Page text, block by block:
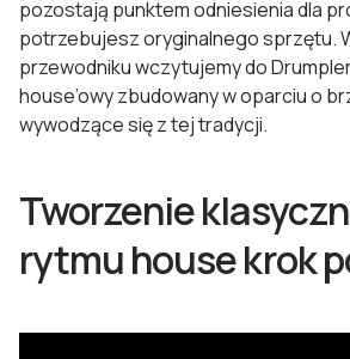
pozostają punktem odniesienia dla
potrzebujesz oryginalnego sprzętu.
przewodniku wczytujemy do
house’owy zbudowany w oparciu o
wywodzące się z tej tradycji.
Tworzenie
rytmu house krok